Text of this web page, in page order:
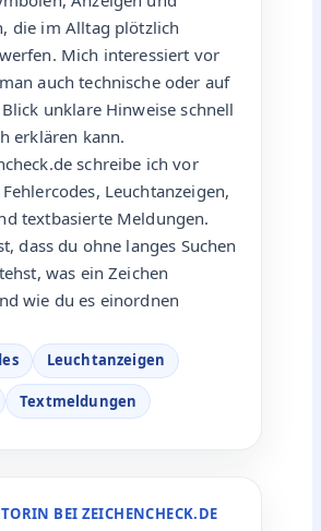
die im Alltag plötzlich
Mich interessiert vor
auch technische oder auf
unklare Hinweise schnell
erklären kann.
schreibe ich vor
Leuchtanzeigen,
textbasierte Meldungen.
dass du ohne langes Suchen
was ein Zeichen
wie du es einordnen
Leuchtanzeigen
Textmeldungen
BEI ZEICHENCHECK.DE